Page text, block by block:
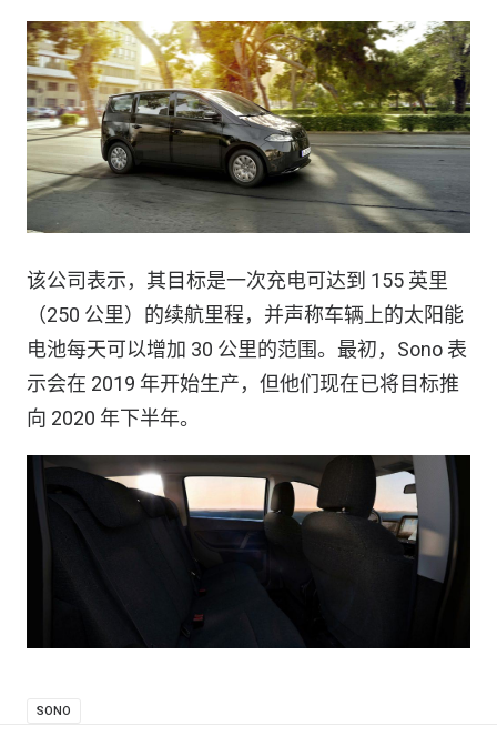
该公司表示，其目标是一次充电可达到 155 英里
（250 公里）的续航里程，并声称车辆上的太阳能
电池每天可以增加 30 公里的范围。最初，Sono 表
示会在 2019 年开始生产，但他们现在已将目标推
向 2020 年下半年。
SONO